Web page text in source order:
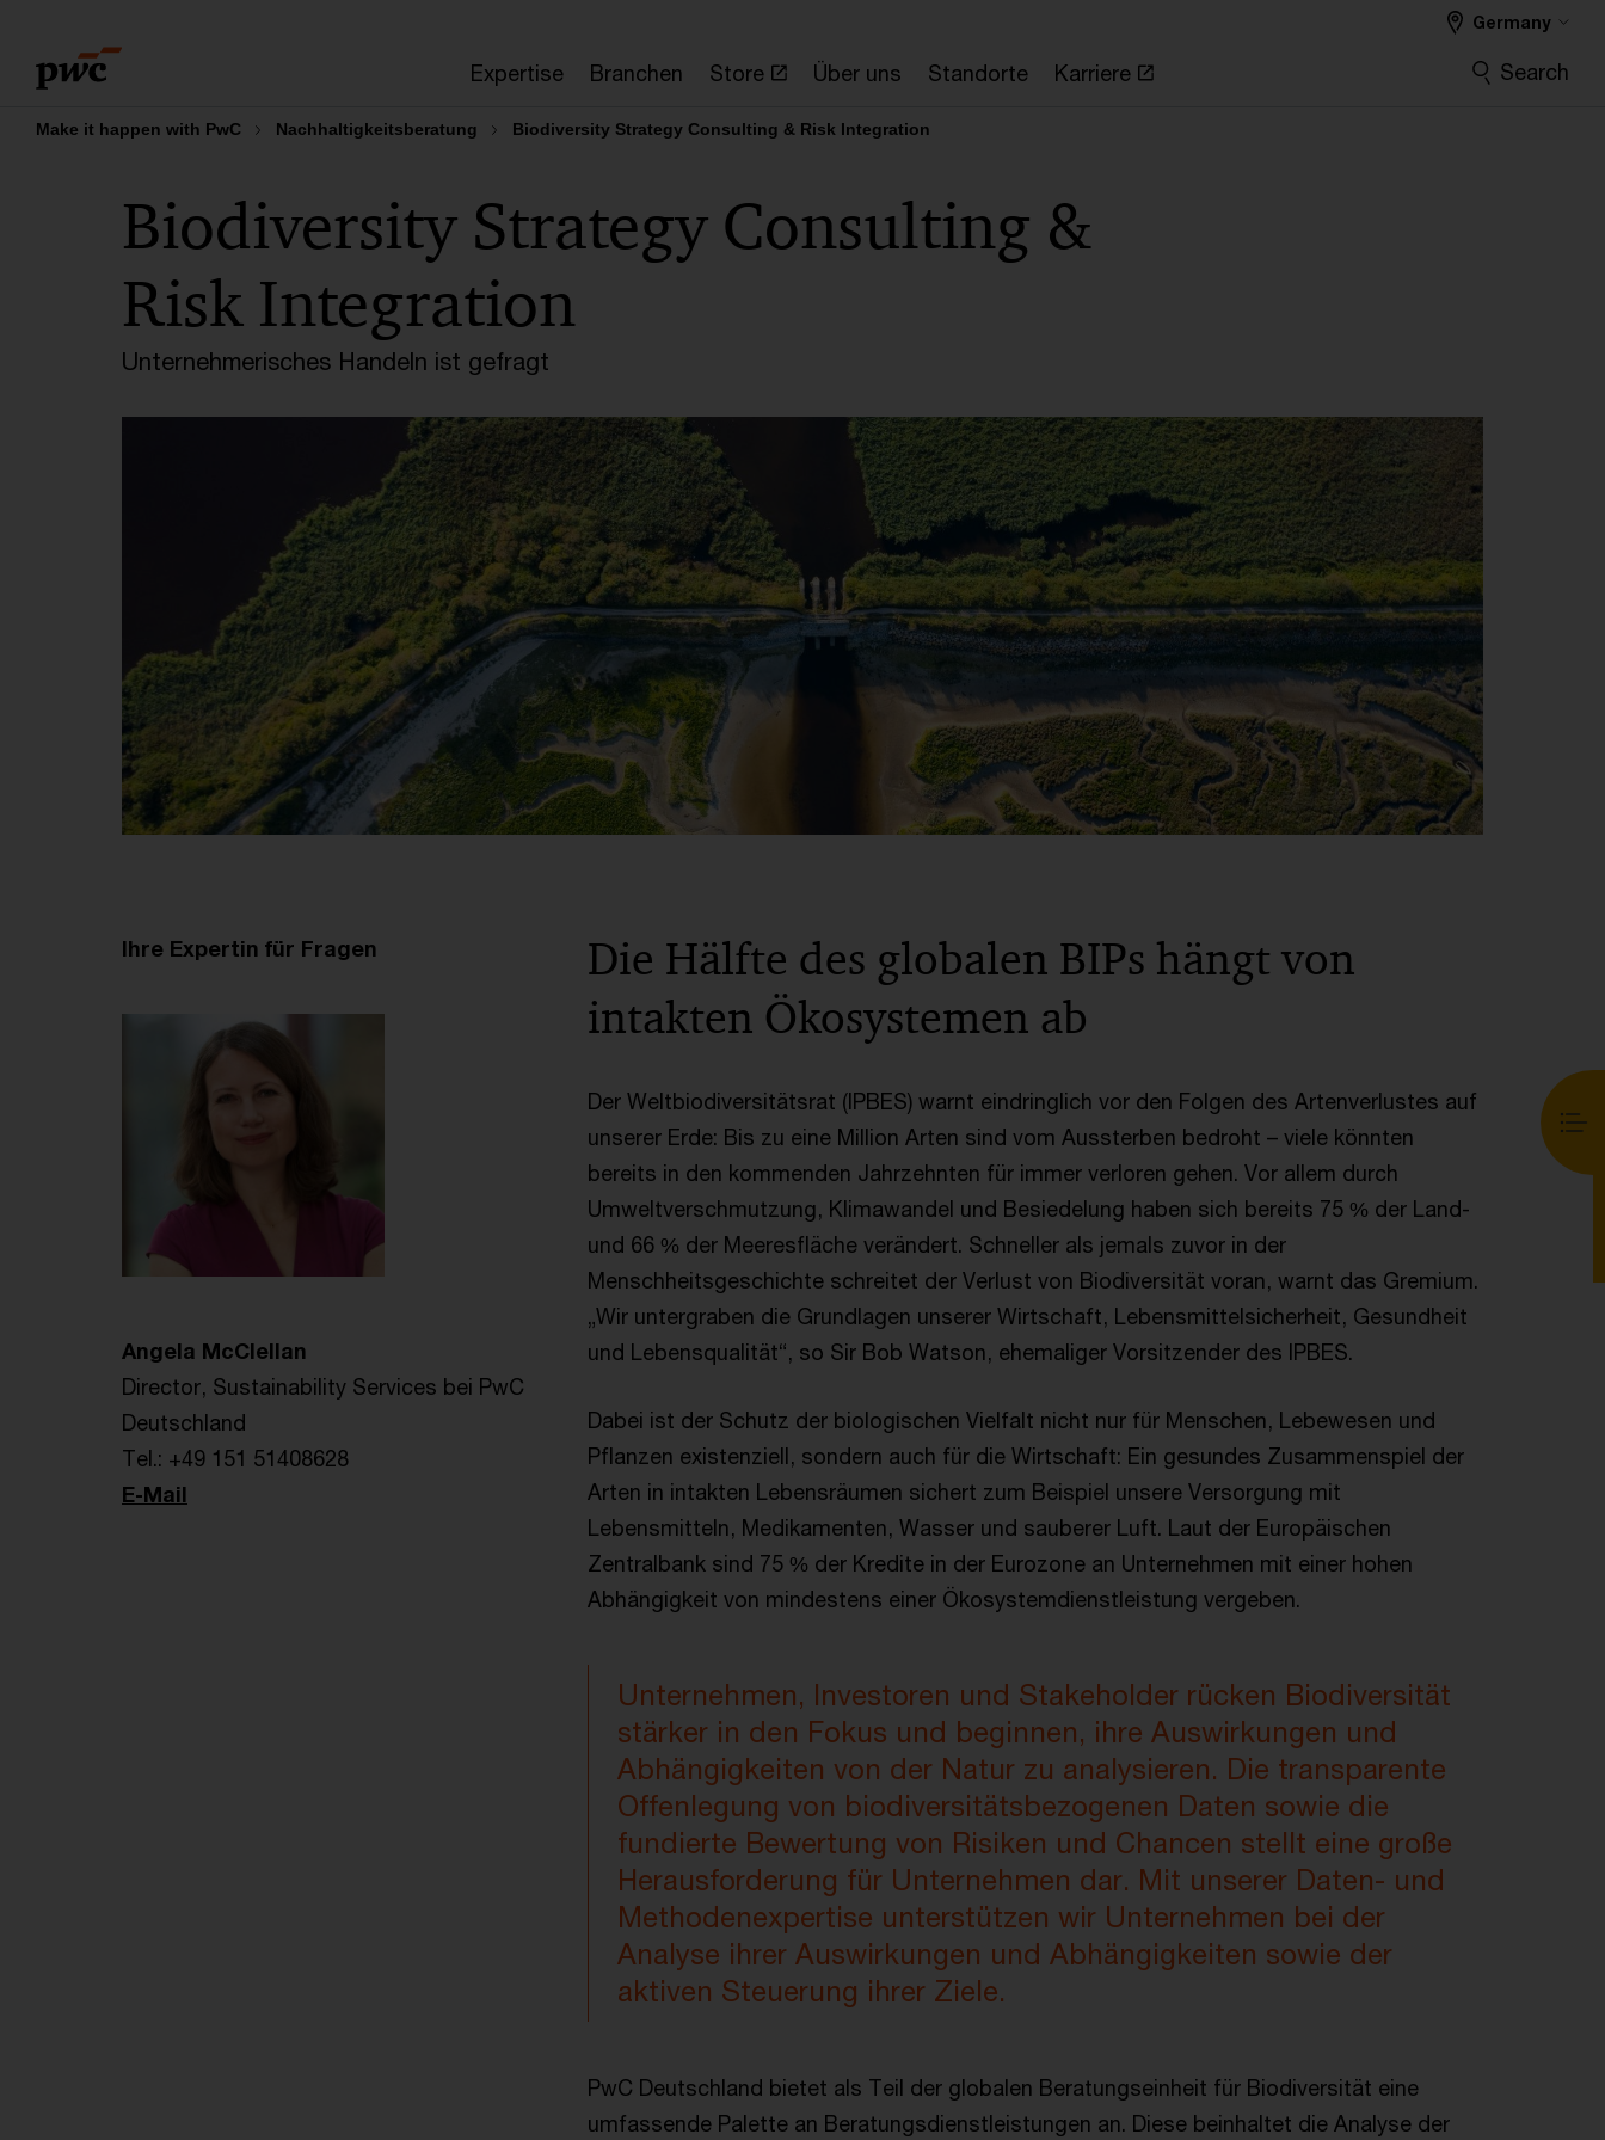
content
footer
Expertise Branchen Store Über uns Standorte Karriere
Germany
Search
Make it happen with PwC Nachhaltigkeitsberatung Biodiversity Strategy Consulting & Risk Integration
Unternehmerisches Handeln ist gefragt
Biodiversity Strategy Consulting &
Risk Integration
Ihre Expertin für Fragen
Angela McClellan
Director, Sustainability Services bei PwC
Deutschland
Tel.: +49 151 51408628
E-Mail
Die Hälfte des globalen BIPs hängt von
intakten Ökosystemen ab
Der Weltbiodiversitätsrat (IPBES) warnt eindringlich vor den Folgen des Artenverlustes auf
unserer Erde: Bis zu eine Million Arten sind vom Aussterben bedroht – viele könnten
bereits in den kommenden Jahrzehnten für immer verloren gehen. Vor allem durch
Umweltverschmutzung, Klimawandel und Besiedelung haben sich bereits 75 % der Land-
und 66 % der Meeresfläche verändert. Schneller als jemals zuvor in der
Menschheitsgeschichte schreitet der Verlust von Biodiversität voran, warnt das Gremium.
„Wir untergraben die Grundlagen unserer Wirtschaft, Lebensmittelsicherheit, Gesundheit
und Lebensqualität“, so Sir Bob Watson, ehemaliger Vorsitzender des IPBES.
Dabei ist der Schutz der biologischen Vielfalt nicht nur für Menschen, Lebewesen und
Pflanzen existenziell, sondern auch für die Wirtschaft: Ein gesundes Zusammenspiel der
Arten in intakten Lebensräumen sichert zum Beispiel unsere Versorgung mit
Lebensmitteln, Medikamenten, Wasser und sauberer Luft. Laut der Europäischen
Zentralbank sind 75 % der Kredite in der Eurozone an Unternehmen mit einer hohen
Abhängigkeit von mindestens einer Ökosystemdienstleistung vergeben.
Unternehmen, Investoren und Stakeholder rücken Biodiversität
stärker in den Fokus und beginnen, ihre Auswirkungen und
Abhängigkeiten von der Natur zu analysieren. Die transparente
Offenlegung von biodiversitätsbezogenen Daten sowie die
fundierte Bewertung von Risiken und Chancen stellt eine große
Herausforderung für Unternehmen dar. Mit unserer Daten- und
Methodenexpertise unterstützen wir Unternehmen bei der
Analyse ihrer Auswirkungen und Abhängigkeiten sowie der
aktiven Steuerung ihrer Ziele.
PwC Deutschland bietet als Teil der globalen Beratungseinheit für Biodiversität eine
umfassende Palette an Beratungsdienstleistungen an. Diese beinhaltet die Analyse der